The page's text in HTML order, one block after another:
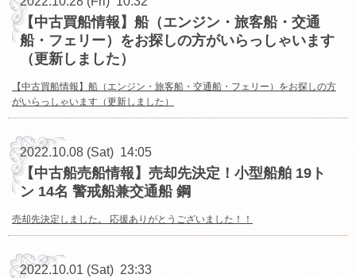
【中古買船情報】船（エンジン・旅客船・交通
船・フェリー）をお探しの方がいらっしゃいます
（更新しました）
【中古買船情報】船（エンジン・旅客船・交通船・フェリー）をお探しの方
がいらっしゃいます（更新しました）
2022.10.08 (Sat) 14:05
【中古船売船情報】売却先決定！小型船舶 19ト
ン 14名 警戒船兼交通船 鋼
売却先決定しました。 応援ありがとうございました！！
2022.10.01 (Sat) 23:33